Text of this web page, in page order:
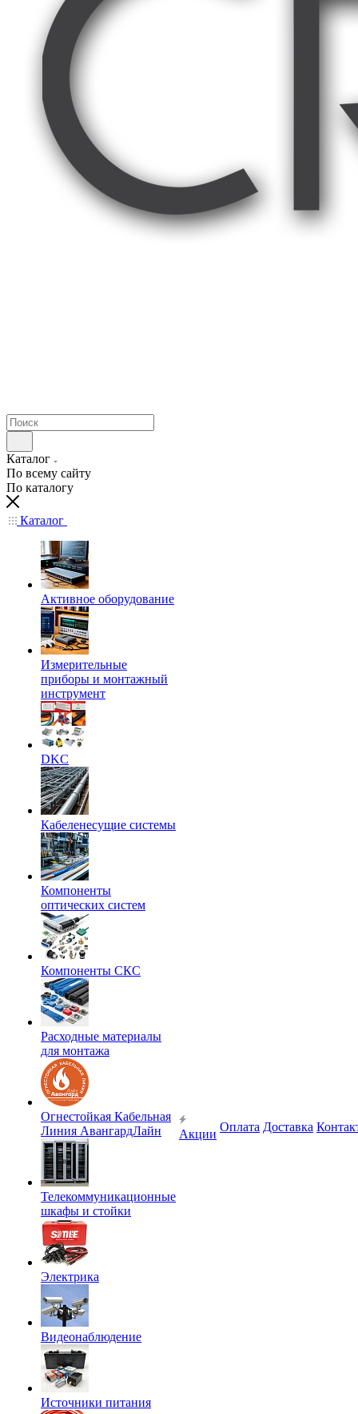
Каталог
По всему сайту
По каталогу
Каталог
Активное оборудование
Измерительные
приборы и монтажный
инструмент
DKC
Кабеленесущие системы
Компоненты
оптических систем
Компоненты СКС
Расходные материалы
для монтажа
Огнестойкая Кабельная
Линия АвангардЛайн
Телекоммуникационные
шкафы и стойки
Электрика
Видеонаблюдение
Источники питания
Акции
Оплата Доставка